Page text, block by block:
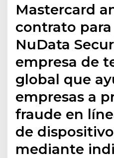
Mastercard
contrato
NuData
empresa de
global que
empresas a
fraude en
de
mediante